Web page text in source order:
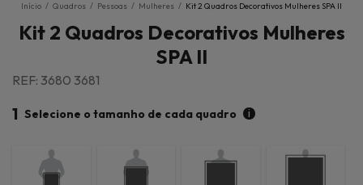
Início / Quadros / Pessoas / Mulheres / Kit 2 Quadros Decorativos Mulheres SPA II
Kit 2 Quadros Decorativos Mulheres
SPA II
REF: 3680 3681
1 Selecione o tamanho de cada quadro i